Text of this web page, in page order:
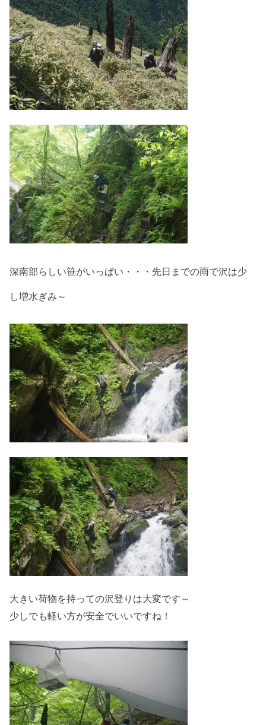
深南部らしい笹がいっぱい・・・先日までの雨で沢は少
し増水ぎみ～
大きい荷物を持っての沢登りは大変です～
少しでも軽い方が安全でいいですね！